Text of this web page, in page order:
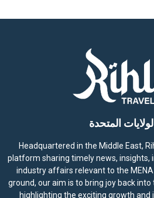
المتحدة
Headquartered in the Middle East,
platform sharing timely news, insights,
industry affairs relevant to the
ground, our aim is to bring joy back
highlighting the exciting growth